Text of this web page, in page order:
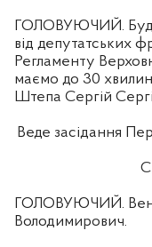
ГОЛОВУЮЧИЙ. Будь
від депутатських
Регламенту
маємо до 30
Штепа Сергій
Веде засідання
ГОЛОВУЮЧИЙ.
Володимирович.